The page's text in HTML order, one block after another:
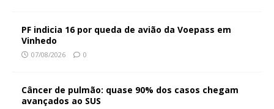
PF indicia 16 por queda de avião da Voepass em
Vinhedo
07/08/2026 0
Câncer de pulmão: quase 90% dos casos chegam
avançados ao SUS